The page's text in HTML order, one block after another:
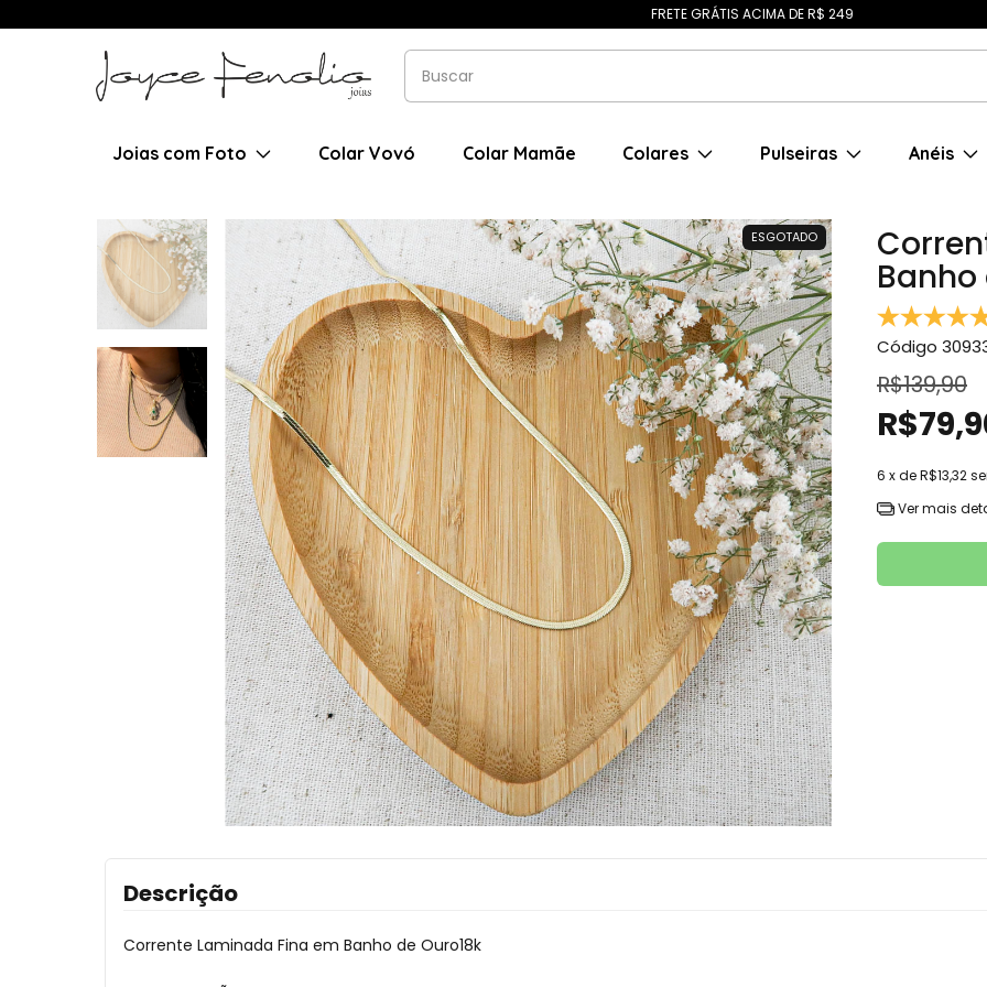
FRETE GRÁTIS ACIMA DE R$ 249
Joias com Foto Colar Vovó Colar Mamãe Colares Pulseiras Anéis
ESGOTADO
Banho
Código
R$139,90
6 x deR$13,32
Ver mais
Descrição
Corrente Laminada Fina em Banho de Ouro18k